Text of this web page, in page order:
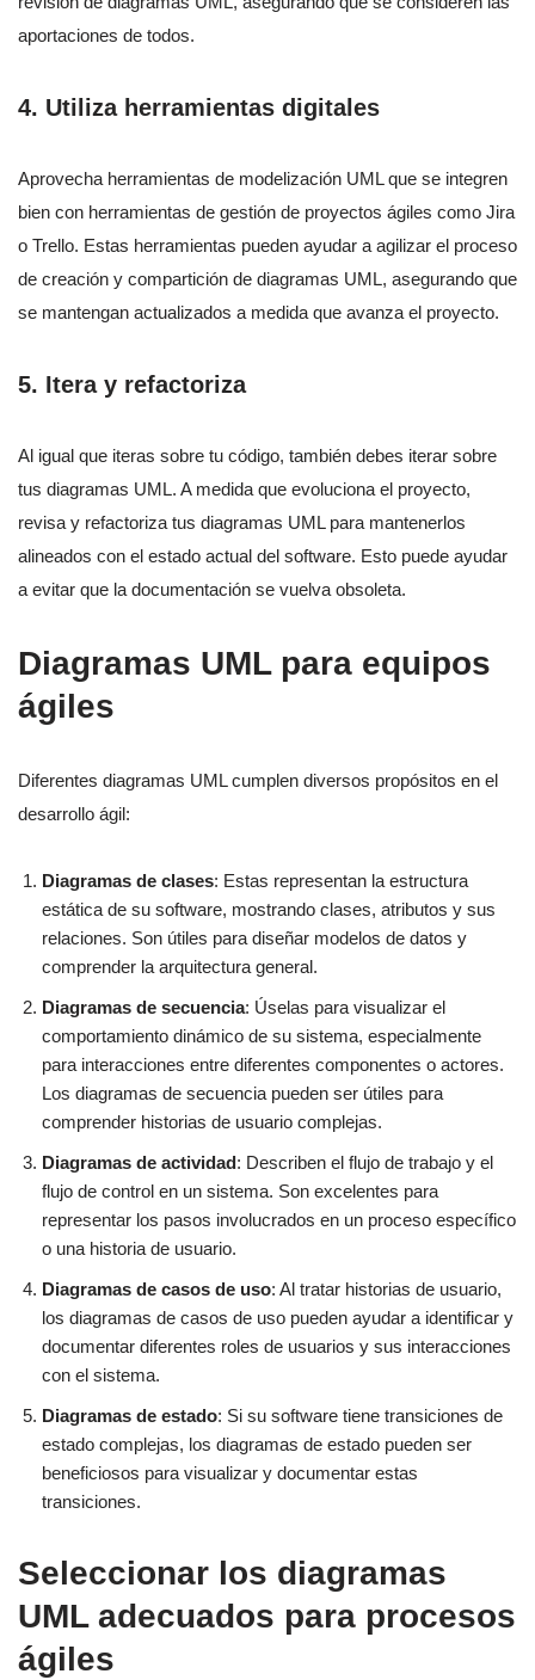
aportaciones de todos.
4. Utiliza herramientas digitales
Aprovecha herramientas de modelización UML que se integren
bien con herramientas de gestión de proyectos ágiles como Jira
o Trello. Estas herramientas pueden ayudar a agilizar el proceso
de creación y compartición de diagramas UML, asegurando que
se mantengan actualizados a medida que avanza el proyecto.
5. Itera y refactoriza
Al igual que iteras sobre tu código, también debes iterar sobre
tus diagramas UML. A medida que evoluciona el proyecto,
revisa y refactoriza tus diagramas UML para mantenerlos
alineados con el estado actual del software. Esto puede ayudar
a evitar que la documentación se vuelva obsoleta.
Diagramas UML para equipos
ágiles
Diferentes diagramas UML cumplen diversos propósitos en el
desarrollo ágil:
Diagramas de clases: Estas representan la estructura
estática de su software, mostrando clases, atributos y sus
relaciones. Son útiles para diseñar modelos de datos y
comprender la arquitectura general.
Diagramas de secuencia: Úselas para visualizar el
comportamiento dinámico de su sistema, especialmente
para interacciones entre diferentes componentes o actores.
Los diagramas de secuencia pueden ser útiles para
comprender historias de usuario complejas.
Diagramas de actividad: Describen el flujo de trabajo y el
flujo de control en un sistema. Son excelentes para
representar los pasos involucrados en un proceso específico
o una historia de usuario.
Diagramas de casos de uso: Al tratar historias de usuario,
los diagramas de casos de uso pueden ayudar a identificar y
documentar diferentes roles de usuarios y sus interacciones
con el sistema.
Diagramas de estado: Si su software tiene transiciones de
estado complejas, los diagramas de estado pueden ser
beneficiosos para visualizar y documentar estas
transiciones.
Seleccionar los diagramas
UML adecuados para procesos
ágiles